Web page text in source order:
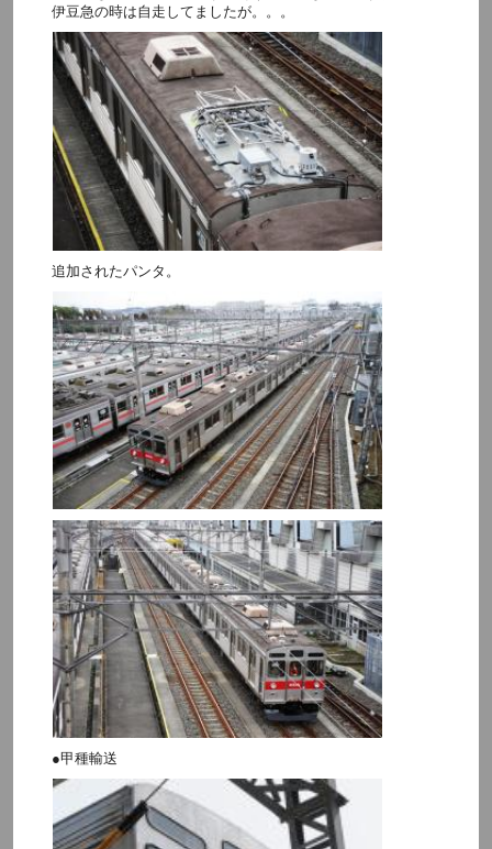
伊豆急の時は自走してましたが。。。
追加されたパンタ。
●甲種輸送